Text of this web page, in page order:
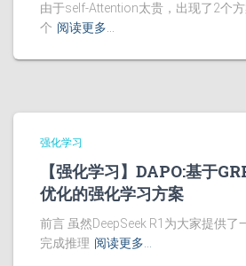
由于self-Attention太贵，出现了2个
个 阅读更多…
强化学习
【强化学习】DAPO:基于
优化的强化学习方案
前言 虽然DeepSeek R1为大家提供了
完成推理 阅读更多…